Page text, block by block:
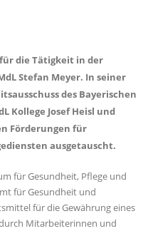
die Tätigkeit in der
Stefan Meyer. In seiner
des Bayerischen
Kollege Josef Heisl und
Förderungen für
ausgetauscht.
für Gesundheit, Pflege und
für Gesundheit und
für die Gewährung eines
Mitarbeiterinnen und